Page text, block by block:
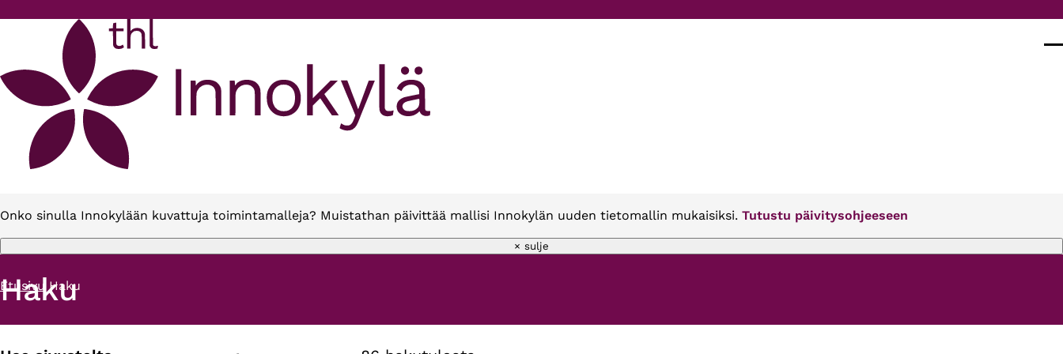
Onko sinulla Innokylään kuvattuja toimintamalleja? Muistathan päivittää mallisi Innokylän uuden tietomallin mukaisiksi. Tutustu päivitysohjeeseen
× sulje
Murupolku
Etusivu Haku
Haku